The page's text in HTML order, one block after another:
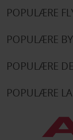
POPULÆRE
POPULÆRE
POPULÆRE
POPULÆRE